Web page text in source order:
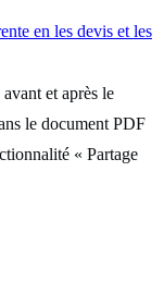
en les devis et les
et après le
le document PDF
« Partage